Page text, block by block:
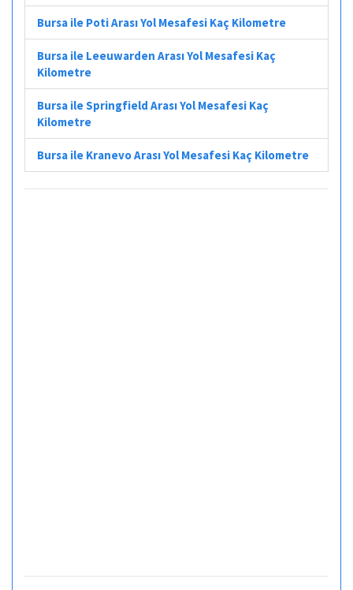
Bursa ile Poti Arası Yol Mesafesi Kaç Kilometre
Bursa ile Leeuwarden Arası Yol Mesafesi Kaç
Kilometre
Bursa ile Springfield Arası Yol Mesafesi Kaç
Kilometre
Bursa ile Kranevo Arası Yol Mesafesi Kaç Kilometre